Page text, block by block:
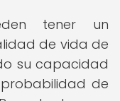
tener un
de vida de
su capacidad
de